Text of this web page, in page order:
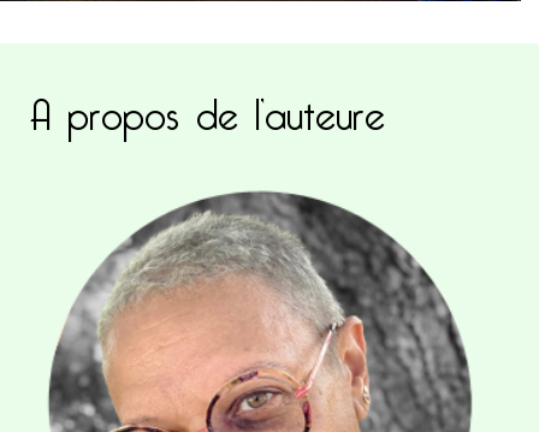
A propos de l’auteure